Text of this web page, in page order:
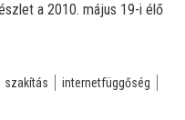
a 2010. május 19-i élő
szakítás
internetfüggőség